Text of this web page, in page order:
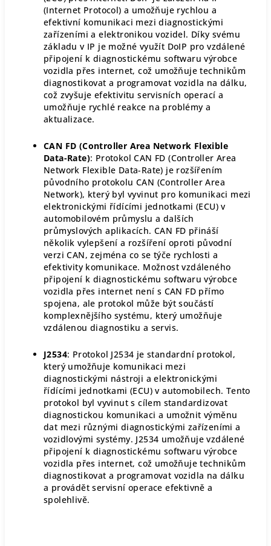
(Internet Protocol) a umožňuje rychlou a
efektivní komunikaci mezi diagnostickými
zařízeními a elektronikou vozidel. Díky svému
základu v IP je možné využít DoIP pro vzdálené
připojení k diagnostickému softwaru výrobce
vozidla přes internet, což umožňuje technikům
diagnostikovat a programovat vozidla na dálku,
což zvyšuje efektivitu servisních operací a
umožňuje rychlé reakce na problémy a
aktualizace.
CAN FD (Controller Area Network Flexible
Data-Rate): Protokol CAN FD (Controller Area
Network Flexible Data-Rate) je rozšířením
původního protokolu CAN (Controller Area
Network), který byl vyvinut pro komunikaci mezi
elektronickými řídícími jednotkami (ECU) v
automobilovém průmyslu a dalších
průmyslových aplikacích. CAN FD přináší
několik vylepšení a rozšíření oproti původní
verzi CAN, zejména co se týče rychlosti a
efektivity komunikace. Možnost vzdáleného
připojení k diagnostickému softwaru výrobce
vozidla přes internet není s CAN FD přímo
spojena, ale protokol může být součástí
komplexnějšího systému, který umožňuje
vzdálenou diagnostiku a servis.
J2534: Protokol J2534 je standardní protokol,
který umožňuje komunikaci mezi
diagnostickými nástroji a elektronickými
řídícími jednotkami (ECU) v automobilech. Tento
protokol byl vyvinut s cílem standardizovat
diagnostickou komunikaci a umožnit výměnu
dat mezi různými diagnostickými zařízeními a
vozidlovými systémy. J2534 umožňuje vzdálené
připojení k diagnostickému softwaru výrobce
vozidla přes internet, což umožňuje technikům
diagnostikovat a programovat vozidla na dálku
a provádět servisní operace efektivně a
spolehlivě.